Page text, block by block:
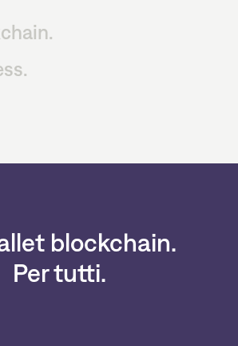
blockchain.
Per tutti.